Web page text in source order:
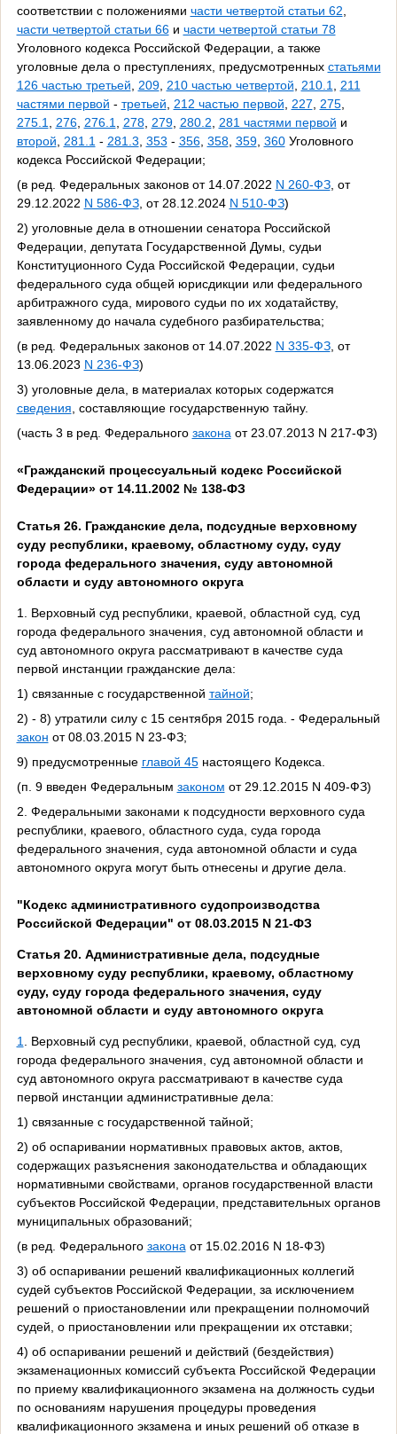
соответствии с положениями части четвертой статьи 62
части четвертой статьи 66и части четвертой статьи 78
Уголовного кодекса Российской Федерации, а также
уголовные дела о преступлениях, предусмотренных статьями
126 частью третьей
209, 210 частью четвертой 210.1
211
частями первой - третьей 212 частью первой 227 275,
275.1
276, 276.1 278, 279, 280.2 281 частями первой и
второй
281.1 - 281.3 353 - 356, 358, 359, 360Уголовного
кодекса Российской Федерации;
(в ред. Федеральных законов от 14.07.2022 N 260-ФЗ, от
29.12.2022 N 586-ФЗ, от 28.12.2024 N 510-ФЗ)
2) уголовные дела в отношении сенатора Российской
Федерации, депутата Государственной Думы, судьи
Конституционного Суда Российской Федерации, судьи
федерального суда общей юрисдикции или федерального
арбитражного суда, мирового судьи по их ходатайству,
заявленному до начала судебного разбирательства;
(в ред. Федеральных законов от 14.07.2022 N 335-ФЗ, от
13.06.2023 N 236-ФЗ)
3) уголовные дела, в материалах которых содержатся
сведения , составляющие государственную тайну.
(часть 3 в ред. Федерального закона от 23.07.2013 N 217-ФЗ)
«Гражданский процессуальный кодекс Российской
Федерации» от 14.11.2002 № 138-ФЗ
Статья 26. Гражданские дела, подсудные верховному
суду республики, краевому, областному суду, суду
города федерального значения, суду автономной
области и суду автономного округа
1. Верховный суд республики, краевой, областной суд, суд
города федерального значения, суд автономной области и
суд автономного округа рассматривают в качестве суда
первой инстанции гражданские дела:
1) связанные с государственной тайной;
2) - 8) утратили силу с 15 сентября 2015 года. - Федеральный
закон от 08.03.2015 N 23-ФЗ;
9) предусмотренные главой 45настоящего Кодекса.
(п. 9 введен Федеральным законом от 29.12.2015 N 409-ФЗ)
2. Федеральными законами к подсудности верховного суда
республики, краевого, областного суда, суда города
федерального значения, суда автономной области и суда
автономного округа могут быть отнесены и другие дела.
"Кодекс административного судопроизводства
Российской Федерации" от 08.03.2015 N 21-ФЗ
Статья 20. Административные дела, подсудные
верховному суду республики, краевому, областному
суду, суду города федерального значения, суду
автономной области и суду автономного округа
1
. Верховный суд республики, краевой, областной суд, суд
города федерального значения, суд автономной области и
суд автономного округа рассматривают в качестве суда
первой инстанции административные дела:
1) связанные с государственной тайной;
2) об оспаривании нормативных правовых актов, актов,
содержащих разъяснения законодательства и обладающих
нормативными свойствами, органов государственной власти
субъектов Российской Федерации, представительных органов
муниципальных образований;
(в ред. Федерального закона от 15.02.2016 N 18-ФЗ)
3) об оспаривании решений квалификационных коллегий
судей субъектов Российской Федерации, за исключением
решений о приостановлении или прекращении полномочий
судей, о приостановлении или прекращении их отставки;
4) об оспаривании решений и действий (бездействия)
экзаменационных комиссий субъекта Российской Федерации
по приему квалификационного экзамена на должность судьи
по основаниям нарушения процедуры проведения
квалификационного экзамена и иных решений об отказе в